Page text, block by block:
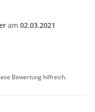
am 02.03.2021
Bewertung hilfreich.